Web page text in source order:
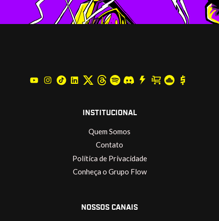
INSTITUCIONAL
Quem Somos
Contato
Política de Privacidade
Conheça o Grupo Flow
NOSSOS CANAIS